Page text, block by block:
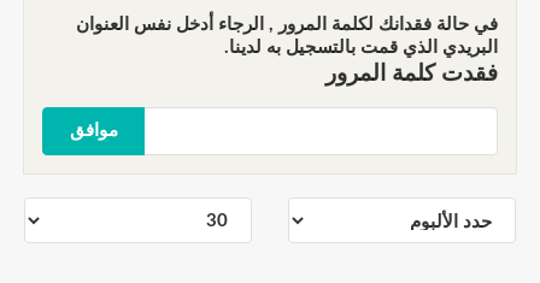
في حالة فقدانك لكلمة المرور , الرجاء أدخل نفس العنوان
البريدي الذي قمت بالتسجيل به لدينا.
فقدت كلمة المرور
موافق